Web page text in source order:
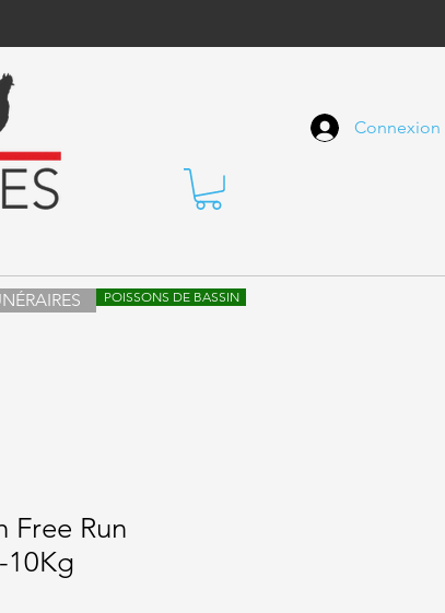
Connexion
POISSONS DE BASSIN
Free Run
10Kg